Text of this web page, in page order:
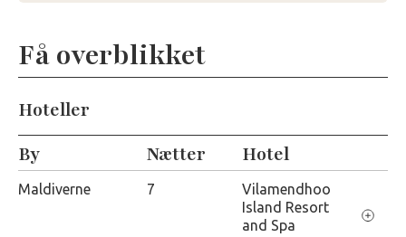
Få overblikket
Hoteller
By
Nætter Hotel
Maldiverne 7
Vilamendhoo
Island Resort
and Spa